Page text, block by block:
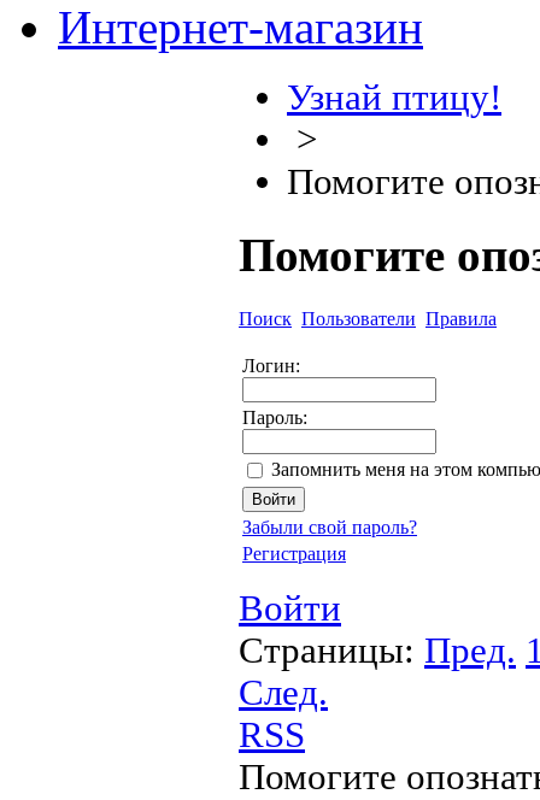
Интернет-магазин
Узнай птицу!
>
Помогите
Помогите
Поиск Пользователи Правила
Логин:
Пароль:
Запомнить меня на этом
Забыли свой пароль?
Регистрация
Войти
Страницы: Пред.
След.
RSS
Помогите